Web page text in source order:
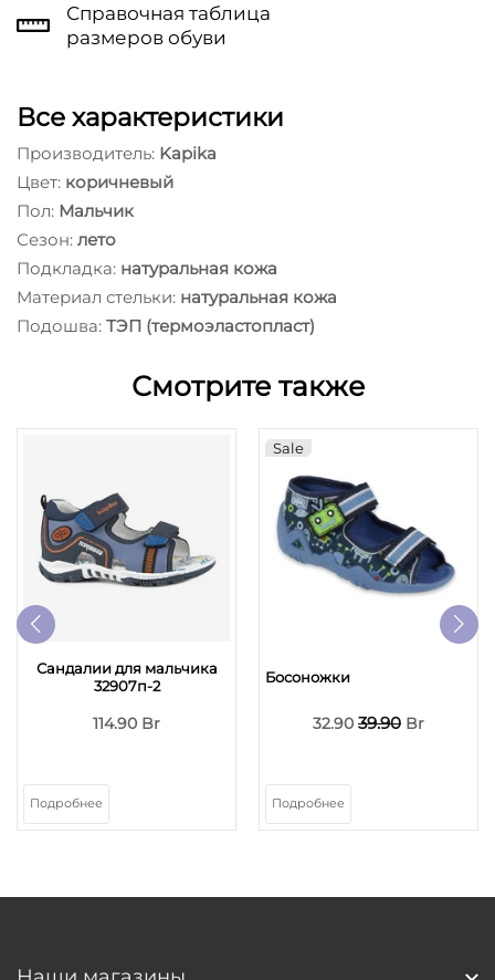
Справочная таблица
размеров обуви
Все характеристики
Производитель: Kapika
Цвет: коричневый
Пол: Мальчик
Сезон: лето
Подкладка: натуральная кожа
Материал стельки: натуральная кожа
Подошва: ТЭП (термоэластопласт)
Смотрите также
Сандалии для мальчика
32907п-2
114.90 Br
Подробнее
Sale
Босоножки
32.90 39.90 Br
Подробнее